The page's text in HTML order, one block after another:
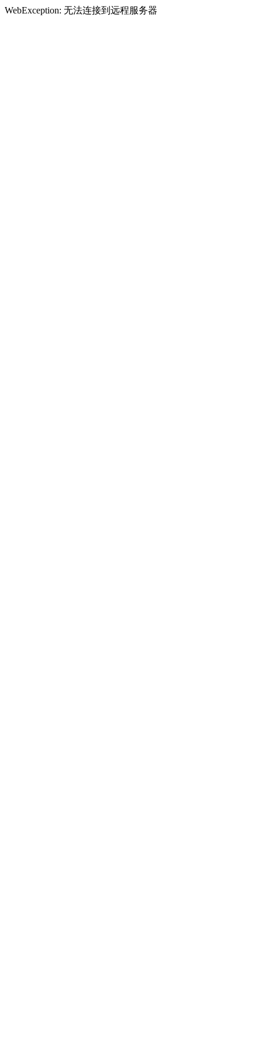
WebException: 无法连接到远程服务器